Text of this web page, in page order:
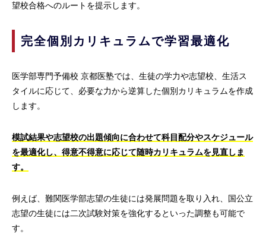
望校合格へのルートを提示します。
完全個別カリキュラムで学習最適化
医学部専門予備校 京都医塾では、生徒の学力や志望校、生活ス
タイルに応じて、必要な力から逆算した個別カリキュラムを作成
します。
模試結果や志望校の出題傾向に合わせて科目配分やスケジュール
を最適化し、得意不得意に応じて随時カリキュラムを見直しま
す。
例えば、難関医学部志望の生徒には発展問題を取り入れ、国公立
志望の生徒には二次試験対策を強化するといった調整も可能で
す。